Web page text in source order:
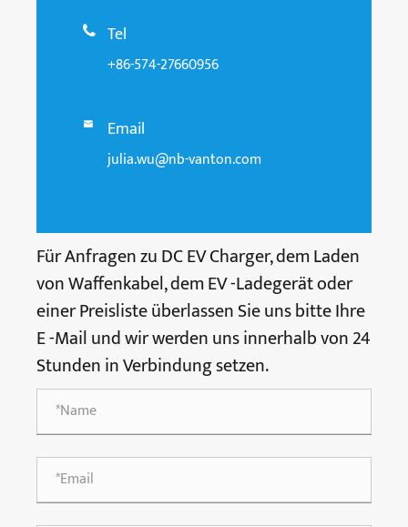
 Tel
+86-574-27660956
 Email
julia.wu@nb-vanton.com
Für Anfragen zu DC EV Charger, dem Laden
von Waffenkabel, dem EV -Ladegerät oder
einer Preisliste überlassen Sie uns bitte Ihre
E -Mail und wir werden uns innerhalb von 24
Stunden in Verbindung setzen.